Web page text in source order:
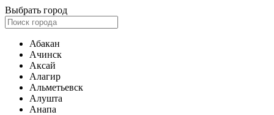
Выбрать город
Абакан
Ачинск
Аксай
Алагир
Альметьевск
Алушта
Анапа